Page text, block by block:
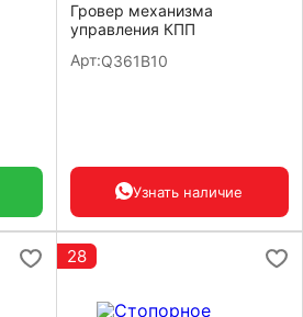
Гровер механизма
управления КПП
Арт:Q361B10
Узнать наличие
28